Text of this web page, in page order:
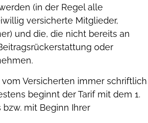
(in der Regel alle
versicherte Mitglieder,
und die, die nicht bereits an
oder
vom Versicherten immer schriftlich
beginnt der Tarif mit dem 1.
mit Beginn Ihrer